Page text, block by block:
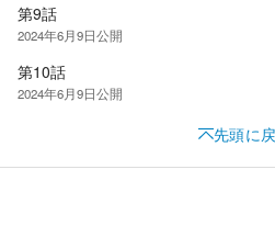
第9話
2024年6月9日公開
第10話
2024年6月9日公開
先頭に